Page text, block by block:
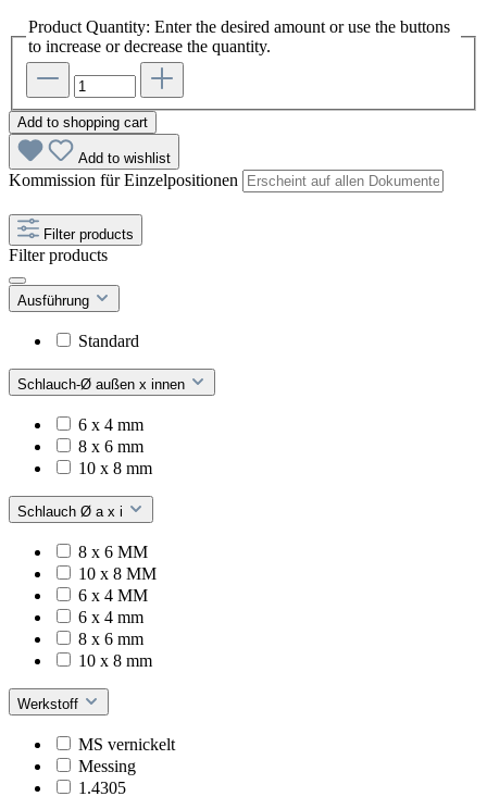
Product Quantity: Enter the desired amount or use the buttons
to increase or decrease the quantity.
Add to shopping cart
Add to wishlist
Kommission für Einzelpositionen
Filter products
Filter products
Ausführung
Standard
Schlauch-Ø außen x innen
6 x 4 mm
8 x 6 mm
10 x 8 mm
Schlauch Ø a x i
8 x 6 MM
10 x 8 MM
6 x 4 MM
6 x 4 mm
8 x 6 mm
10 x 8 mm
Werkstoff
MS vernickelt
Messing
1.4305